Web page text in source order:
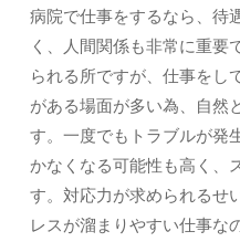
病院で仕事をするなら、待
く、人間関係も非常に重要
られる所ですが、仕事をし
がある場面が多い為、自然
す。一度でもトラブルが発
かなくなる可能性も高く、
す。対応力が求められるせ
レスが溜まりやすい仕事な